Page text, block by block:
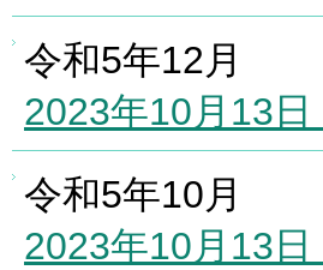
令和5年12月
2023年10月13
令和5年10月
2023年10月13